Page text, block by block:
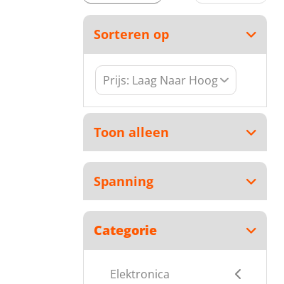
Sorteren op
Toon alleen
Spanning
Categorie
Elektronica